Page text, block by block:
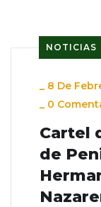
NOTICIAS
8 De
0
Cartel
de